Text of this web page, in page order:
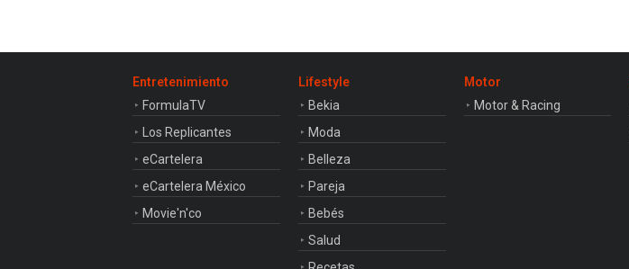
Entretenimiento
FormulaTV
Los Replicantes
eCartelera
eCartelera México
Movie'n'co
Lifestyle
Bekia
Moda
Belleza
Pareja
Bebés
Salud
Motor
Motor & Racing